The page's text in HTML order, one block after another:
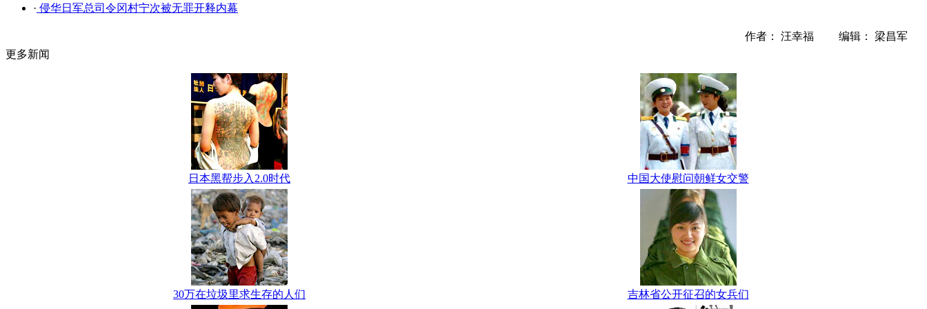
· 侵华日军总司令冈村宁次被无罪开释内幕
作者： 汪幸福 编辑： 梁昌军
更多新闻
日本黑帮步入2.0时代 中国大使慰问朝鲜女交警
30万在垃圾里求生存的人们 吉林省公开征召的女兵们